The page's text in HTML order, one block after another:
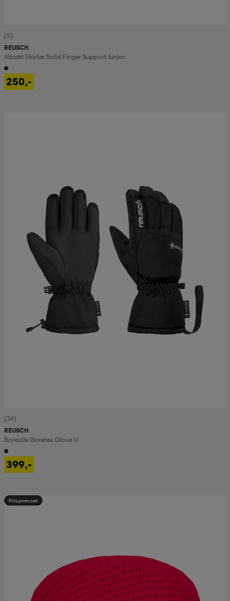
(5)
REUSCH
Attrakt Starter Solid Finger Support Junior
250,-
(34)
REUSCH
Borealis Goretex Glove U
399,-
Prispresset